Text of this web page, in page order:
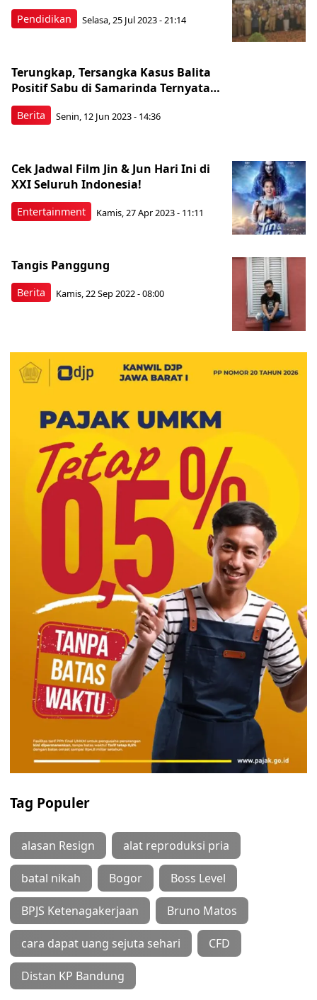
Pendidikan Selasa, 25 Jul 2023 - 21:14
Berita
Terungkap, Tersangka Kasus Balita
Positif Sabu di Samarinda Ternyata…
Senin, 12 Jun 2023 - 14:36
Entertainment
Cek Jadwal Film Jin & Jun Hari Ini di
XXI Seluruh Indonesia!
Kamis, 27 Apr 2023 - 11:11
Berita
Tangis Panggung
Kamis, 22 Sep 2022 - 08:00
Tag Populer
alasan Resign alat reproduksi pria
batal nikah Bogor Boss Level
BPJS Ketenagakerjaan Bruno Matos
cara dapat uang sejuta sehari CFD
Distan KP Bandung